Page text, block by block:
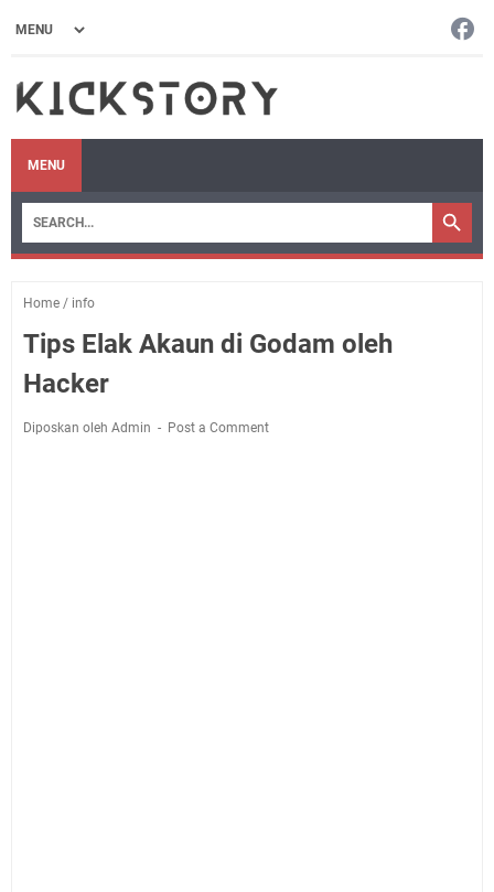
MENU
Home / info
Tips Elak Akaun di Godam oleh
Hacker
Diposkan oleh Admin Post a Comment